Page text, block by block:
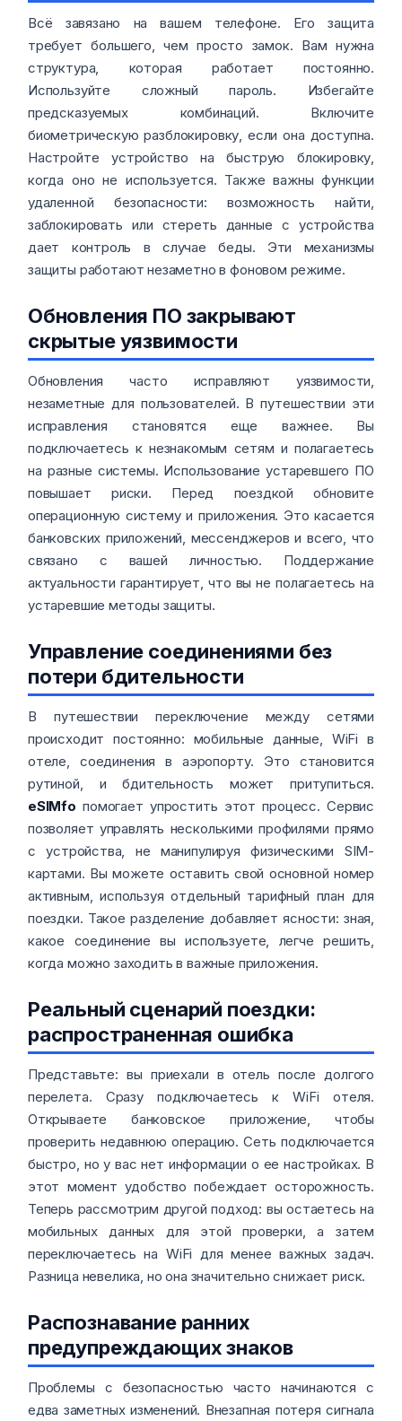
Всё завязано на вашем телефоне. Его защита
требует большего, чем просто замок. Вам нужна
структура, которая работает постоянно.
Используйте сложный пароль. Избегайте
предсказуемых комбинаций. Включите
биометрическую разблокировку, если она доступна.
Настройте устройство на быструю блокировку,
когда оно не используется. Также важны функции
удаленной безопасности: возможность найти,
заблокировать или стереть данные с устройства
дает контроль в случае беды. Эти механизмы
защиты работают незаметно в фоновом режиме.
Обновления ПО закрывают
скрытые уязвимости
Обновления часто исправляют уязвимости,
незаметные для пользователей. В путешествии эти
исправления становятся еще важнее. Вы
подключаетесь к незнакомым сетям и полагаетесь
на разные системы. Использование устаревшего ПО
повышает риски. Перед поездкой обновите
операционную систему и приложения. Это касается
банковских приложений, мессенджеров и всего, что
связано с вашей личностью. Поддержание
актуальности гарантирует, что вы не полагаетесь на
устаревшие методы защиты.
Управление соединениями без
потери бдительности
В путешествии переключение между сетями
происходит постоянно: мобильные данные, WiFi в
отеле, соединения в аэропорту. Это становится
рутиной, и бдительность может притупиться.
eSIMfo помогает упростить этот процесс. Сервис
позволяет управлять несколькими профилями прямо
с устройства, не манипулируя физическими SIM-
картами. Вы можете оставить свой основной номер
активным, используя отдельный тарифный план для
поездки. Такое разделение добавляет ясности: зная,
какое соединение вы используете, легче решить,
когда можно заходить в важные приложения.
Реальный сценарий поездки:
распространенная ошибка
Представьте: вы приехали в отель после долгого
перелета. Сразу подключаетесь к WiFi отеля.
Открываете банковское приложение, чтобы
проверить недавнюю операцию. Сеть подключается
быстро, но у вас нет информации о ее настройках. В
этот момент удобство побеждает осторожность.
Теперь рассмотрим другой подход: вы остаетесь на
мобильных данных для этой проверки, а затем
переключаетесь на WiFi для менее важных задач.
Разница невелика, но она значительно снижает риск.
Распознавание ранних
предупреждающих знаков
Проблемы с безопасностью часто начинаются с
едва заметных изменений. Внезапная потеря сигнала